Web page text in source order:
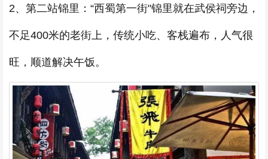
2、第二站锦里：“西蜀第一街"锦里就在武侯祠旁边，
不足400米的老街上，传统小吃、客栈遍布，人气很
旺，顺道解决午饭。